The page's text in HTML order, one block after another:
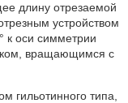
длину отрезаемой
устройством
к оси симметрии
вращающимся с
гильотинного типа,